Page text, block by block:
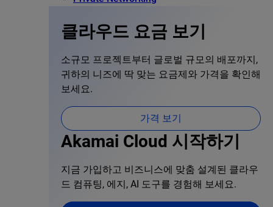
클라우드 요금 보기
소규모 프로젝트부터 글로벌 규모의 배포까지,
귀하의 니즈에 딱 맞는 요금제와 가격을 확인해
보세요.
가격 보기
Akamai Cloud 시작하기
지금 가입하고 비즈니스에 맞춤 설계된 클라우
드 컴퓨팅, 에지, AI 도구를 경험해 보세요.